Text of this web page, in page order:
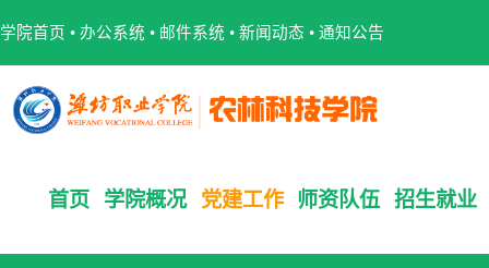
学院首页 • 办公系统 • 邮件系统 • 新闻动态 • 通知公告
首页 学院概况 党建工作 师资队伍 招生就业